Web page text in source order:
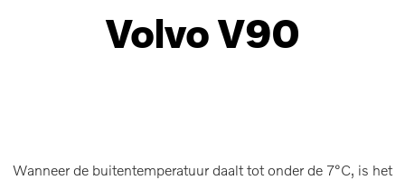
Volvo V90
Wanneer de buitentemperatuur daalt tot onder de 7°C, is het